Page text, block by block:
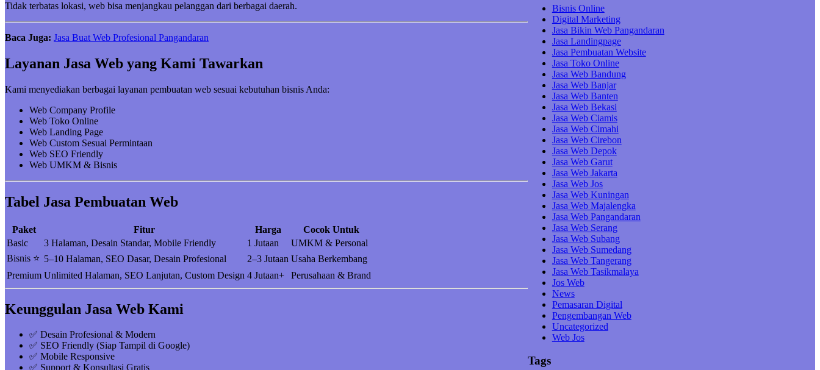
Tidak terbatas lokasi, web bisa menjangkau pelanggan dari berbagai daerah.
Baca Juga: Jasa Buat Web Profesional Pangandaran
Layanan Jasa Web yang Kami Tawarkan
Kami menyediakan berbagai layanan pembuatan web sesuai kebutuhan bisnis Anda:
Web Company Profile
Web Toko Online
Web Landing Page
Web Custom Sesuai Permintaan
Web SEO Friendly
Web UMKM & Bisnis
Tabel Jasa Pembuatan Web
Paket Fitur Harga
Cocok Untuk
Basic
3 Halaman, Desain Standar, Mobile Friendly 1 Jutaan
UMKM & Personal
Bisnis ⭐ 5–10 Halaman, SEO Dasar, Desain Profesional 2–3 Jutaan Usaha Berkembang
Premium Unlimited Halaman, SEO Lanjutan, Custom Design 4 Jutaan+ Perusahaan & Brand
Keunggulan Jasa Web Kami
✅ Desain Profesional & Modern
✅ SEO Friendly (Siap Tampil di Google)
✅ Mobile Responsive
✅ Support & Konsultasi Gratis
Bisnis Online
Digital Marketing
Jasa Bikin Web Pangandaran
Jasa Landingpage
Jasa Pembuatan Website
Jasa Toko Online
Jasa Web Bandung
Jasa Web Banjar
Jasa Web Banten
Jasa Web Bekasi
Jasa Web Ciamis
Jasa Web Cimahi
Jasa Web Cirebon
Jasa Web Depok
Jasa Web Garut
Jasa Web Jakarta
Jasa Web Jos
Jasa Web Kuningan
Jasa Web Majalengka
Jasa Web Pangandaran
Jasa Web Serang
Jasa Web Subang
Jasa Web Sumedang
Jasa Web Tangerang
Jasa Web Tasikmalaya
Jos Web
News
Pemasaran Digital
Pengembangan Web
Uncategorized
Web Jos
Tags